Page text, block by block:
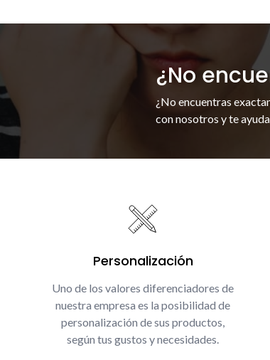
¿No
¿No encuentras
con nosotros y te
Personalización
Uno de los valores diferenciadores de
nuestra empresa es la posibilidad de
personalización de sus productos,
según tus gustos y necesidades.